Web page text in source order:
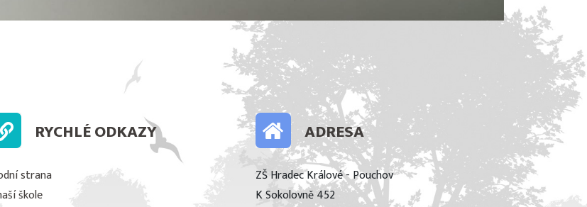
RYCHLÉ ODKAZY
strana
škole
ADRESA
ZŠ Hradec Králové - Pouchov
K Sokolovně 452